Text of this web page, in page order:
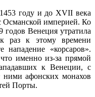
году и до XVII века
Османской империей. Ко
годов Венеция утратила
раз к этому времени
нападение «корсаров».
именно из-за прямой
к Венеции, с
ними афонских монахов
Порты.